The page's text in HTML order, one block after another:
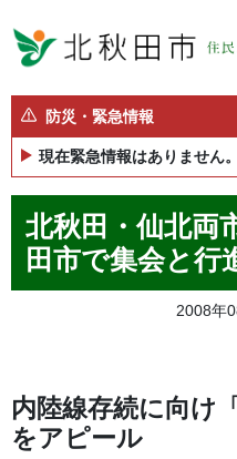
防災・緊急情報
現在緊急情報はありません。
北秋田・仙北両
田市で集会と行
2008年
内陸線存続に向け
をアピール